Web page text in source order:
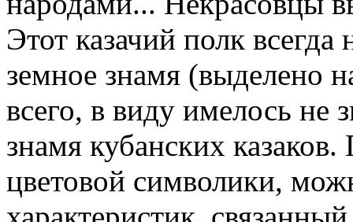
Этот казачий полк
земное знамя (выделено
всего, в виду имелось не
знамя кубанских
цветовой символики,